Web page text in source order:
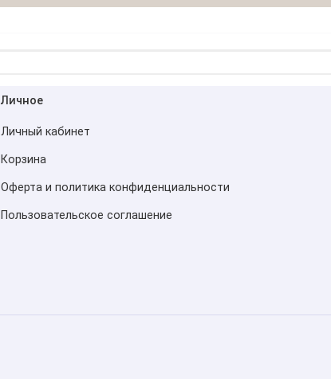
Личное
Личный кабинет
Корзина
Оферта и политика конфиденциальности
Пользовательское соглашение